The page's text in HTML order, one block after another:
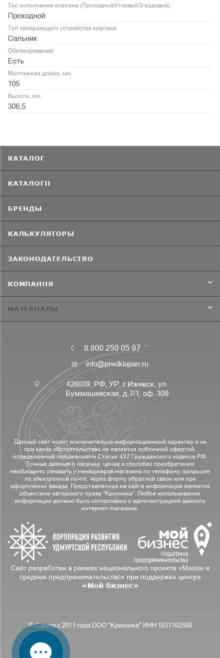
Тип исполнения клапана (Проходной/Угловой/3-ходовой)
Проходной
Тип запирающего устройства клапана
Сальник
Обезжиривание
Есть
Монтажная длина, мм
105
Высота, мм
306,5
КАТАЛОГ
КАТАЛОГИ
БРЕНДЫ
КАЛЬКУЛЯТОРЫ
ЗАКОНОДАТЕЛЬСТВО
КОМПАНИЯ
МАТЕРИАЛЫ
8 800 250 05 97
info@predklapan.ru
426039, РФ, УР, г.Ижевск, ул.
Буммашевская, д.7/1, оф. 309
Данный сайт носит исключительно информационный характер и ни
при каких обстоятельствах не является публичной офертой,
определяемой положениями Статьи 437 Гражданского кодекса РФ.
Точные данные о наличии, ценах и способах приобретения
необходимо узнавать у менеджеров магазина по телефону, запросом
по электронной почте, через форму обратной связи или при
оформлении заказа. Представленная на сайте информация является
объектами авторского права "Крионика". Любое использование
информации должно быть согласовано с администрацией данного
интернет-магазина.
Сайт разработан в рамках национального проекта «Малое и
среднее предпринимательство» при поддержке центра
«Мой бизнес»
© С вами с 2011 года ООО "Крионика" ИНН 1831162588